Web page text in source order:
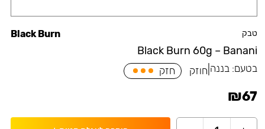
טבק
Black Burn 60g – Banani
Black Burn
בטעם:בננה חוזק חזק
₪67